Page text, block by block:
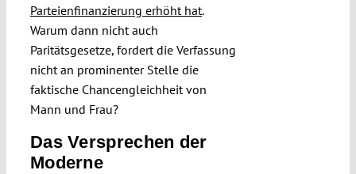
Parteienfinanzierung erhöht hat.
Warum dann nicht auch
Paritätsgesetze, fordert die Verfassung
nicht an prominenter Stelle die
faktische Chancengleichheit von
Mann und Frau?
Das Versprechen der
Moderne